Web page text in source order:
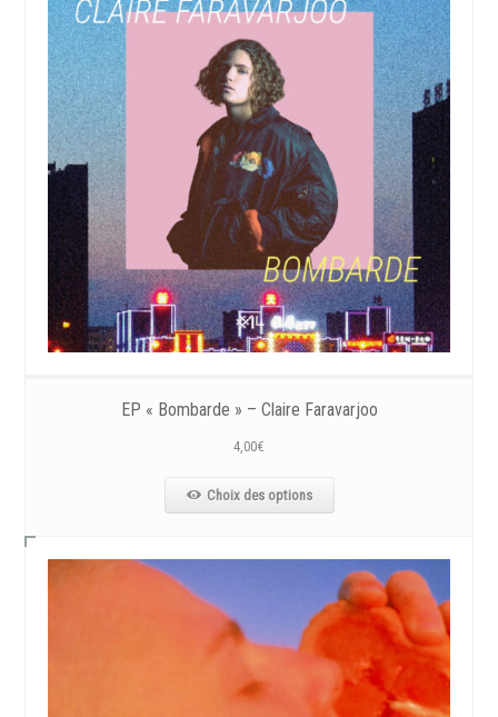
EP « Bombarde » – Claire Faravarjoo
4,00€
Choix des options